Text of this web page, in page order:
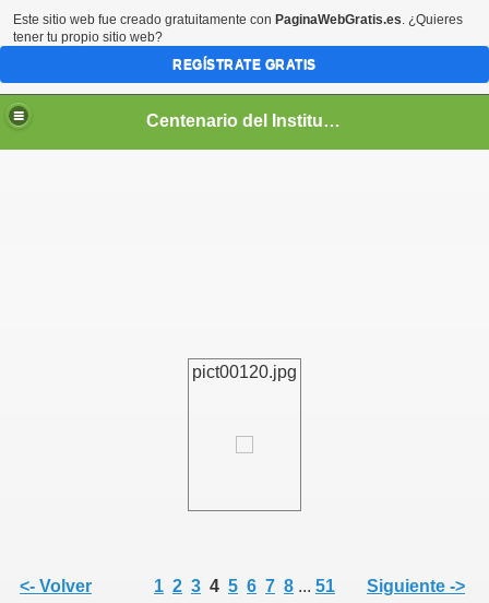
Centenario del Instituto Nacional de Panamá
pict00120.jpg
<- Volver 1 2 3 4 5 6 7 8 ... 51 Siguiente ->
Este sitio web fue creado gratuitamente con PaginaWebGratis.es. ¿Quieres
tener tu propio sitio web?
REGÍSTRATE GRATIS